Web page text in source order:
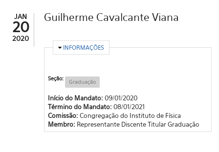
JAN
20
2020
Guilherme Cavalcante Viana
OCULTAR
INFORMAÇÕES
Seção: Graduação
Início do Mandato: 09/01/2020
Término do Mandato: 08/01/2021
Comissão: Congregação do Instituto de Física
Membro: Representante Discente Titular Graduação